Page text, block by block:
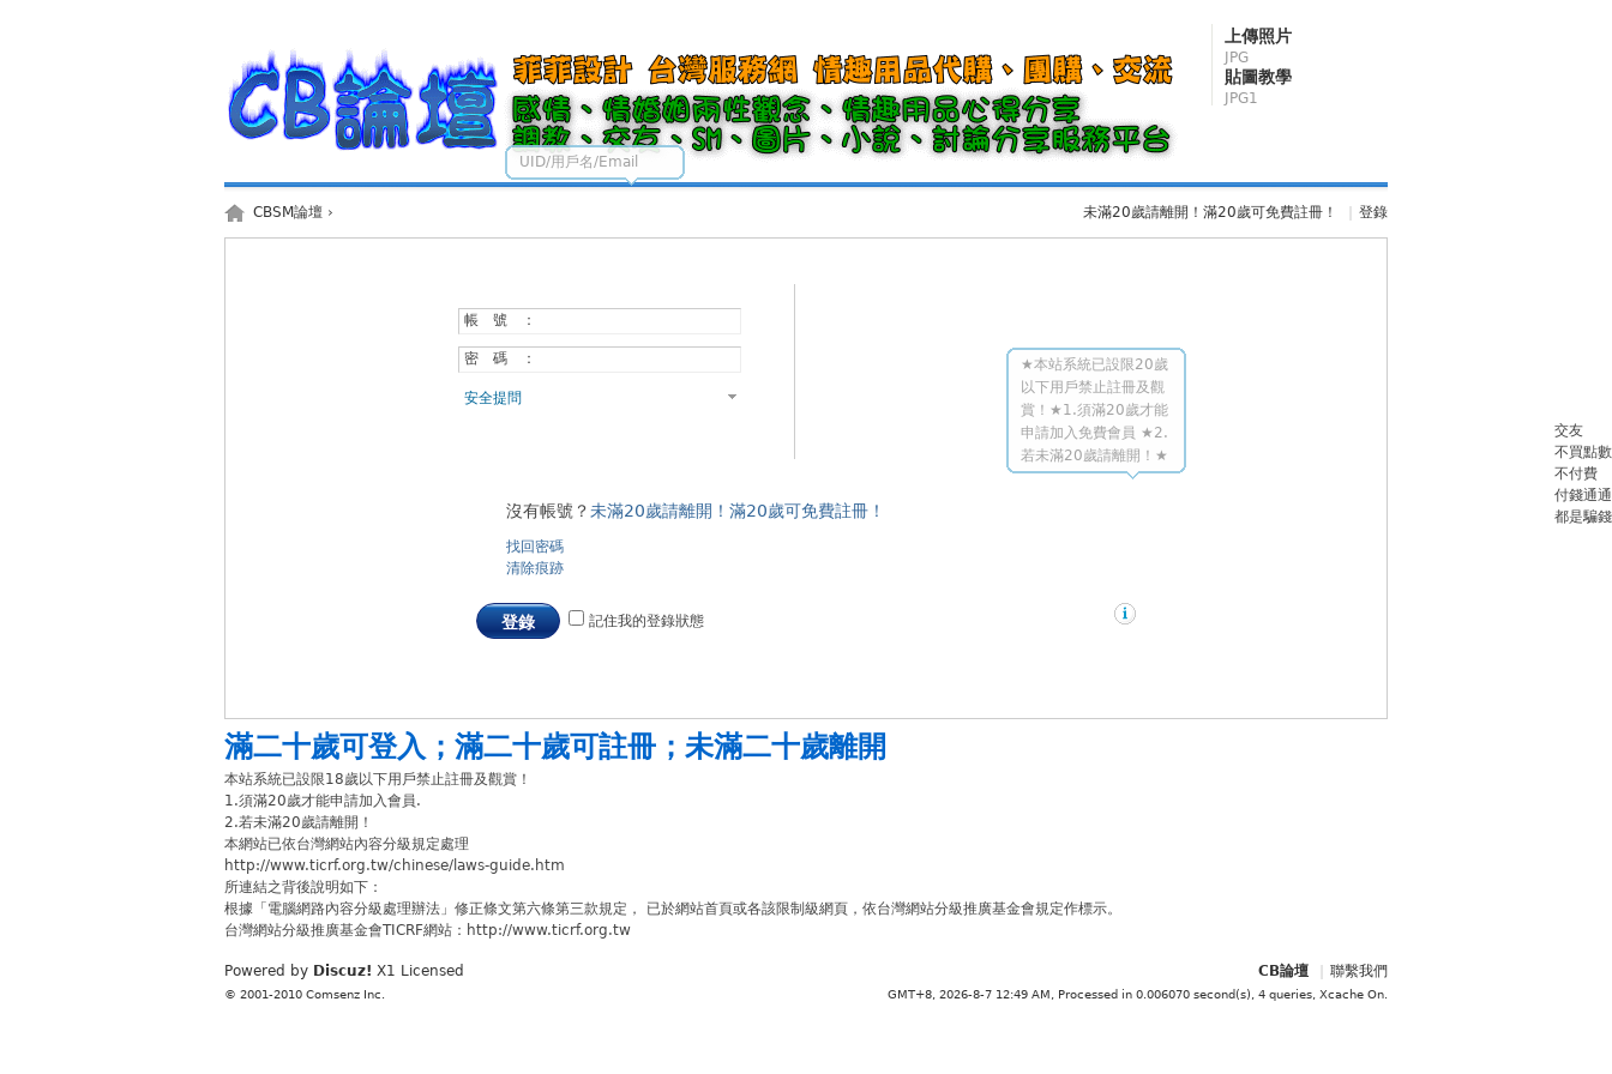
UID/用戶名/Email
★本站系統已設限20歲
以下用戶禁止註冊及觀
賞！★1.須滿20歲才能
申請加入免費會員 ★2.
若未滿20歲請離開！★
上傳照片
JPG
貼圖教學
JPG1
未滿20歲請離開！滿20歲可免費註冊！ 登錄
CBSM論壇 ›
帳 號 ：
密 碼 ：
安全提問
沒有帳號？未滿20歲請離開！滿20歲可免費註冊！
找回密碼
清除痕跡
登錄 記住我的登錄狀態
滿二十歲可登入 ； 滿二十歲可註冊 ； 未滿二十歲離開
本站系統已設限18歲以下用戶禁止註冊及觀賞！
1.須滿20歲才能申請加入會員.
2.若未滿20歲請離開！
本網站已依台灣網站內容分級規定處理
http://www.ticrf.org.tw/chinese/laws-guide.htm
所連結之背後說明如下：
根據「電腦網路內容分級處理辦法」修正條文第六條第三款規定， 已於網站首頁或各該限制級網頁，依台灣網站分級推廣基金會規定作標示。
台灣網站分級推廣基金會TICRF網站：http://www.ticrf.org.tw
交友
不買點數
不付費
付錢通通
都是騙錢
CB論壇 聯繫我們
GMT+8, 2026-8-7 12:49 AM, Processed in 0.006070 second(s), 4 queries, Xcache On
Powered by Discuz! X1 Licensed
© 2001-2010 Comsenz Inc.